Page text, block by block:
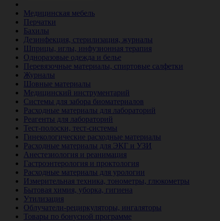
Медицинская мебель
Перчатки
Бахилы
Дезинфекция, стерилизация, журналы
Шприцы, иглы, инфузионная терапия
Одноразовые одежда и белье
Перевязочные материалы, спиртовые салфетки
Журналы
Шовные материалы
Медицинский инструментарий
Системы для забора биоматериалов
Расходные материалы для лабораторий
Реагенты для лабораторий
Тест-полоски, тест-системы
Гинекологические расходные материалы
Расходные материалы для ЭКГ и УЗИ
Анестезиология и реанимация
Гастроэнтерология и проктология
Расходные материалы для урологии
Измерительная техника, тонометры, глюкометры
Бытовая химия, уборка, гигиена
Утилизация
Облучатели-рециркуляторы, ингаляторы
Товары по бонусной программе